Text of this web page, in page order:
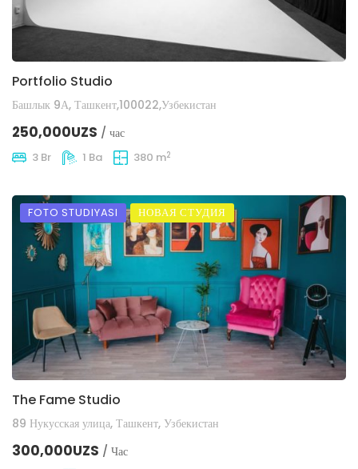
Portfolio Studio
Башлык 9А, Ташкент,100022,Узбекистан
250,000UZS / час
3 Br 1 Ba 380 m2
FOTO STUDIYASI НОВАЯ СТУДИЯ
The Fame Studio
89 Нукусская улица, Ташкент, Узбекистан
300,000UZS / Час